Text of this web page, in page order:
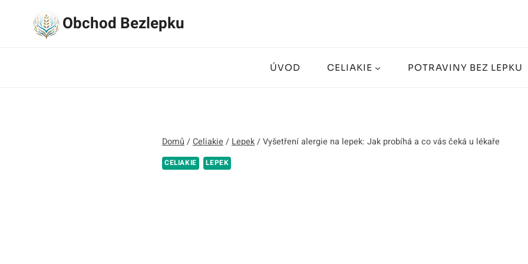
Obchod Bezlepku
ÚVOD CELIAKIE POTRAVINY BEZ LEPKU
Domů /Celiakie / Lepek/Vyšetření alergie na lepek: Jak probíhá a co vás čeká u lékaře
CELIAKIE LEPEK